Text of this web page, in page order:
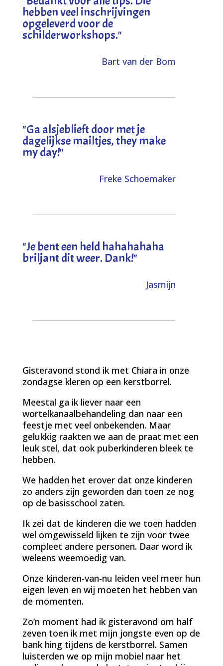
hebben veel inschrijvingen
opgeleverd voor de
schilderworkshops."
Bart van der Bom
"Ga alsjeblieft door met je
dagelijkse mailtjes, they make
my day!"
Freke Schoemaker
"Je bent een held hahahahaha
briljant dit weer. Dank!"
Jasmijn
Gisteravond stond ik met Chiara in onze
zondagse kleren op een kerstborrel.
Meestal ga ik liever naar een
wortelkanaalbehandeling dan naar een
feestje met veel onbekenden. Maar
gelukkig raakten we aan de praat met een
leuk stel, dat ook puberkinderen bleek te
hebben.
We hadden het erover dat onze kinderen
zo anders zijn geworden dan toen ze nog
op de basisschool zaten.
Ik zei dat de kinderen die we toen hadden
wel omgewisseld lijken te zijn voor twee
compleet andere personen. Daar word ik
weleens weemoedig van.
Onze kinderen-van-nu leiden veel meer hun
eigen leven en wij moeten het hebben van
de momenten.
Zo’n moment had ik gisteravond om half
zeven toen ik met mijn jongste even op de
bank hing tijdens de kerstborrel. Samen
luisterden we op mijn mobiel naar het